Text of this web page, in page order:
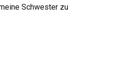
Schwester zu